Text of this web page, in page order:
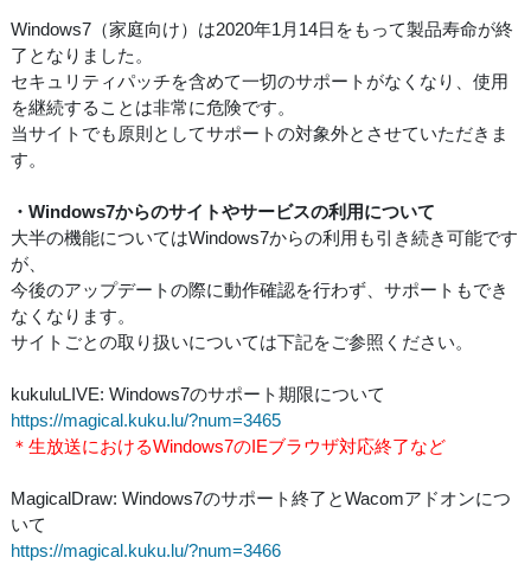
Windows7（家庭向け）は2020年1月14日をもって製品寿命が終
了となりました。
セキュリティパッチを含めて一切のサポートがなくなり、使用
を継続することは非常に危険です。
当サイトでも原則としてサポートの対象外とさせていただきま
す。
・Windows7からのサイトやサービスの利用について
大半の機能についてはWindows7からの利用も引き続き可能です
が、
今後のアップデートの際に動作確認を行わず、サポートもでき
なくなります。
サイトごとの取り扱いについては下記をご参照ください。
kukuluLIVE: Windows7のサポート期限について
https://magical.kuku.lu/?num=3465
＊生放送におけるWindows7のIEブラウザ対応終了など
MagicalDraw: Windows7のサポート終了とWacomアドオンにつ
いて
https://magical.kuku.lu/?num=3466